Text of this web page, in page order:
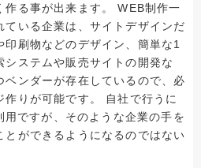
作る事が出来ます。 WEB制作一
ている企業は、サイトデザインだ
刷物などのデザイン、簡単な1
ステムや販売サイトの開発な
ベンダーが存在しているので、必
りが可能です。 自社で行うに
ですが、そのような企業の手を
とができるようになるのではない